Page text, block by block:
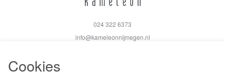
024 322 6373
info@kameleonnijmegen.nl
Cookies